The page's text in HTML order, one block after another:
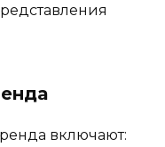
включают: